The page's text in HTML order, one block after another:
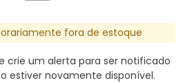
fora de estoque
crie um alerta para ser notificado
estiver novamente disponível.